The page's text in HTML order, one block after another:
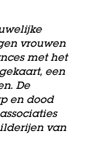
vrouwen
met het
een
De
en dood
van